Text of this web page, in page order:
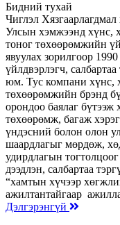
Бидний тухай
Чиглэл
Улсын хэмжээнд хүнс,
тоног төхөөрөмжийн
явуулах зорилгоор
үйлдвэрлэгч,
юм. Тус компани хүнс,
төхөөрөмжийн брэнд
орондоо баялаг бүтээж
төхөөрөмж, багаж
үндэсний болон олон
шаардлагыг мөрдөж,
удирдлагын
дээдлэн, салбартаа
“хамтын хүчээр
ажилтантайгаар
Дэлгэрэнгүй